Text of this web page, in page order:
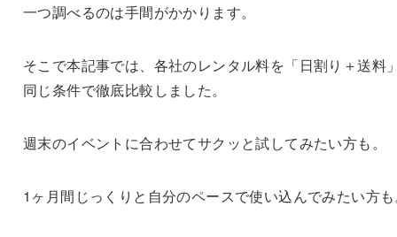
一つ調べるのは手間がかかります。
そこで本記事では、各社のレンタル料を「日割り＋送料
同じ条件で徹底比較しました。
週末のイベントに合わせてサクッと試してみたい方も。
1ヶ月間じっくりと自分のペースで使い込んでみたい方